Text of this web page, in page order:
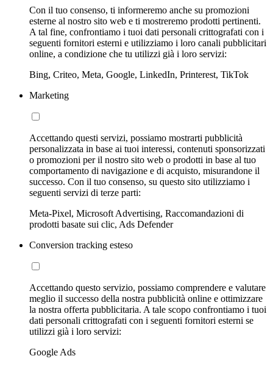
Con il tuo consenso, ti informeremo anche su promozioni
esterne al nostro sito web e ti mostreremo prodotti pertinenti.
A tal fine, confrontiamo i tuoi dati personali crittografati con i
seguenti fornitori esterni e utilizziamo i loro canali pubblicitari
online, a condizione che tu utilizzi già i loro servizi:
Bing, Criteo, Meta, Google, LinkedIn, Printerest, TikTok
Marketing
Accettando questi servizi, possiamo mostrarti pubblicità
personalizzata in base ai tuoi interessi, contenuti sponsorizzati
o promozioni per il nostro sito web o prodotti in base al tuo
comportamento di navigazione e di acquisto, misurandone il
successo. Con il tuo consenso, su questo sito utilizziamo i
seguenti servizi di terze parti:
Meta-Pixel, Microsoft Advertising, Raccomandazioni di
prodotti basate sui clic, Ads Defender
Conversion tracking esteso
Accettando questo servizio, possiamo comprendere e valutare
meglio il successo della nostra pubblicità online e ottimizzare
la nostra offerta pubblicitaria. A tale scopo confrontiamo i tuoi
dati personali crittografati con i seguenti fornitori esterni se
utilizzi già i loro servizi:
Google Ads